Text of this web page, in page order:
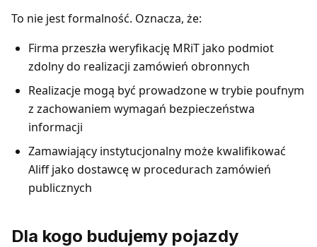
To nie jest formalność. Oznacza, że:
Firma przeszła weryfikację MRiT jako podmiot
zdolny do realizacji zamówień obronnych
Realizacje mogą być prowadzone w trybie poufnym
z zachowaniem wymagań bezpieczeństwa
informacji
Zamawiający instytucjonalny może kwalifikować
Aliff jako dostawcę w procedurach zamówień
publicznych
Dla kogo budujemy pojazdy